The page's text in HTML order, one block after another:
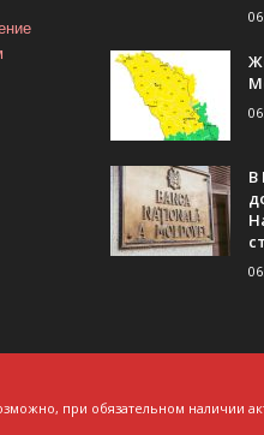
В
при обязательном наличии